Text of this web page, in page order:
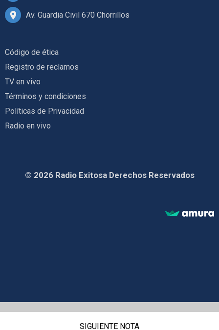
Av. Guardia Civil 670 Chorrillos
Código de ética
Registro de reclamos
TV en vivo
Términos y condiciones
Políticas de Privacidad
Radio en vivo
© 2026 Radio Exitosa Derechos Reservados
SIGUIENTE NOTA